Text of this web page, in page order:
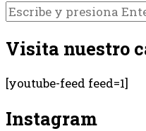
¿Buscas
algo?
Visita nuestro
[youtube-feed feed=1]
Instagram